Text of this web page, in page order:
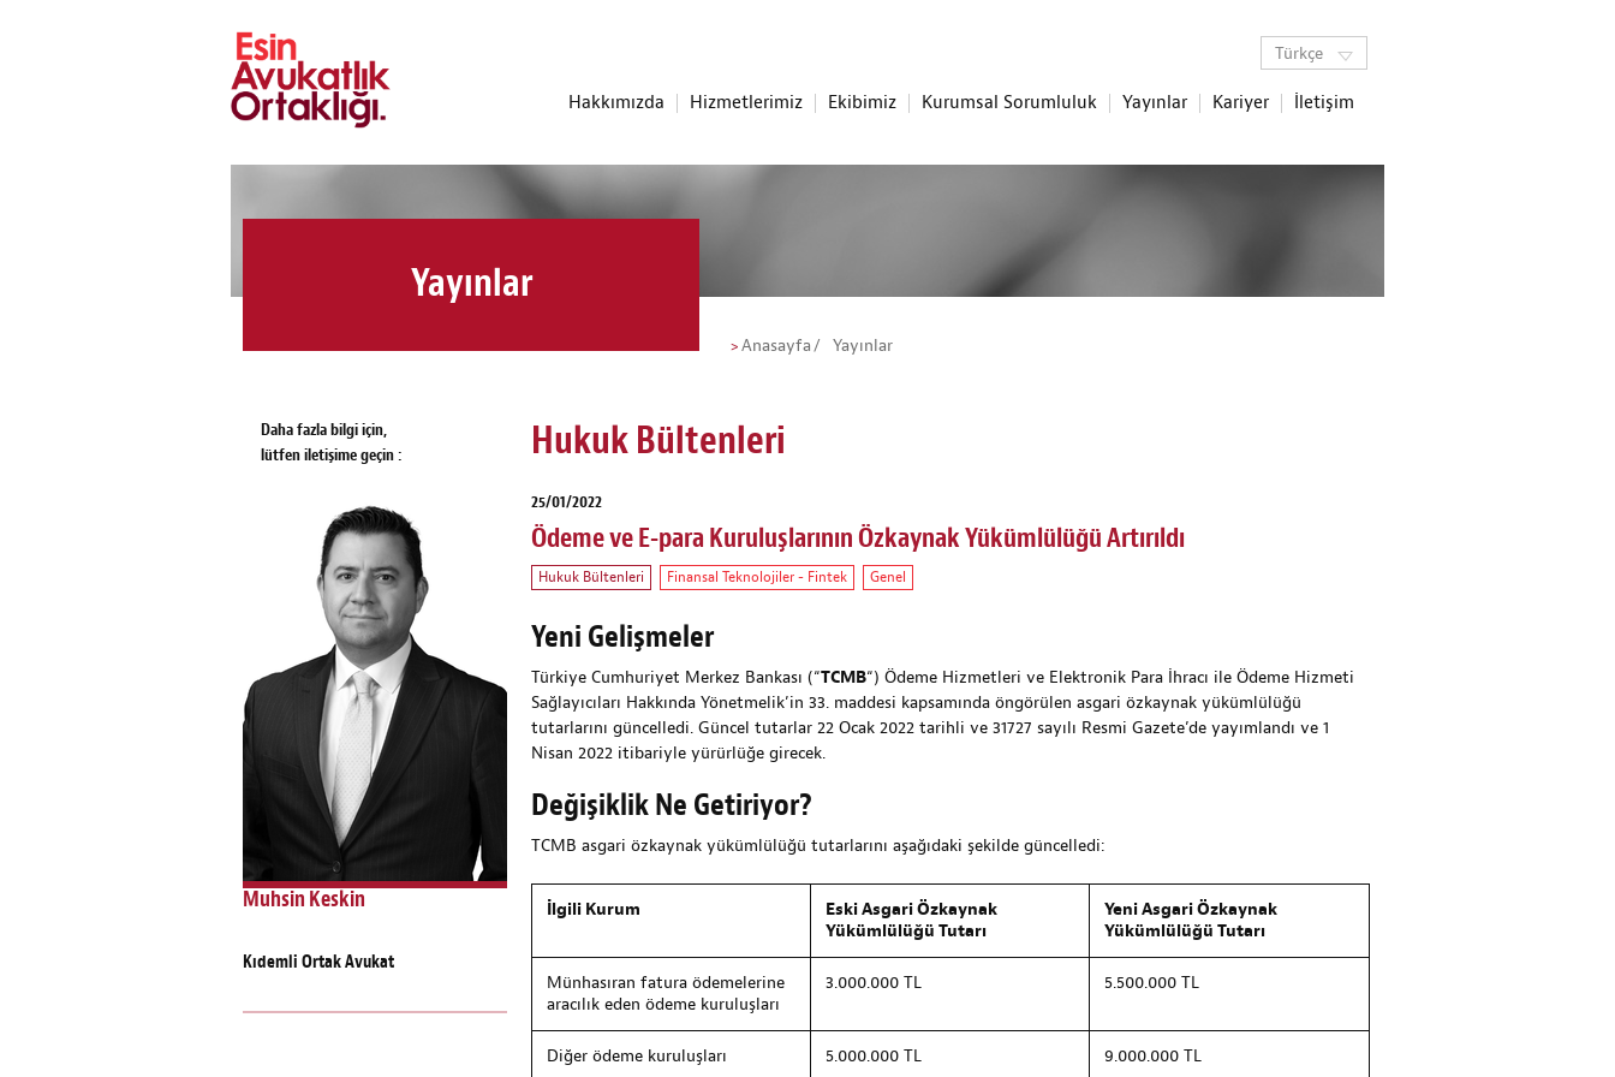
Türkçe
Hakkımızda Hizmetlerimiz Ekibimiz Kurumsal Sorumluluk Yayınlar Kariyer İletişim
Anasayfa Yayınlar
Yayınlar
Daha fazla bilgi için,
lütfen iletişime geçin :
Muhsin Keskin
Kıdemli Ortak Avukat
Hukuk Bültenleri
25/01/2022
Ödeme ve E-para Kuruluşlarının Özkaynak Yükümlülüğü Artırıldı
Hukuk Bültenleri Finansal Teknolojiler - Fintek Genel
Yeni Gelişmeler
Türkiye Cumhuriyet Merkez Bankası (“TCMB“) Ödeme Hizmetleri ve Elektronik Para İhracı ile Ödeme Hizmeti
Sağlayıcıları Hakkında Yönetmelik’in 33. maddesi kapsamında öngörülen asgari özkaynak yükümlülüğü
tutarlarını güncelledi. Güncel tutarlar 22 Ocak 2022 tarihli ve 31727 sayılı Resmi Gazete’de yayımlandı ve 1
Nisan 2022 itibariyle yürürlüğe girecek.
Değişiklik Ne Getiriyor?
TCMB asgari özkaynak yükümlülüğü tutarlarını aşağıdaki şekilde güncelledi:
İlgili Kurum
Eski Asgari Özkaynak
Yükümlülüğü Tutarı
Yeni Asgari Özkaynak
Yükümlülüğü Tutarı
Münhasıran fatura ödemelerine
aracılık eden ödeme kuruluşları
3.000.000 TL 5.500.000 TL
Diğer ödeme kuruluşları 5.000.000 TL 9.000.000 TL